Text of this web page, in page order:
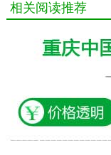
相关阅读推荐